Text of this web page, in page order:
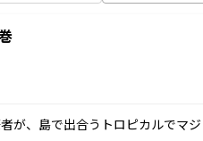
が、島で出合うトロピカルでマジ